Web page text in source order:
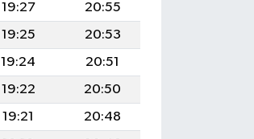
19:27
20:55
19:25
20:53
19:24
20:51
19:22
20:50
19:21
20:48